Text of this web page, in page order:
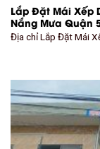
Lắp Đặt Mái Xếp
Nắng Mưa Quận
Địa chỉ Lắp Đặt Mái